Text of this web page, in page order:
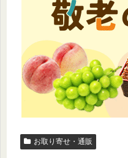
お取り寄せ・通販